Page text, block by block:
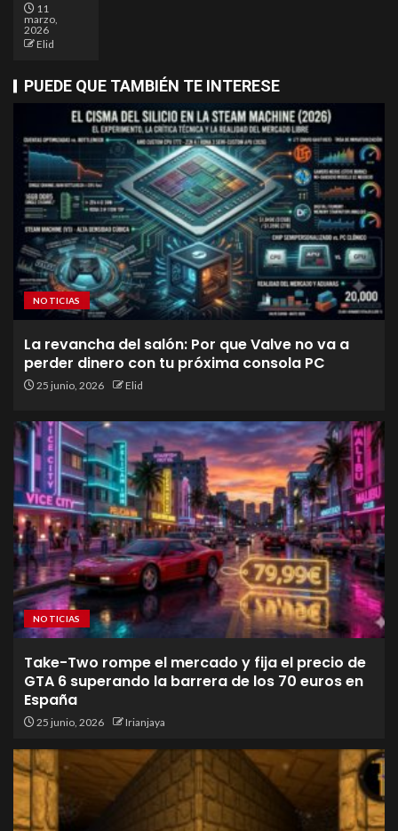
11
marzo,
2026
Elid
PUEDE QUE TAMBIÉN TE INTERESE
NOTICIAS
La revancha del salón: Por que Valve no va a
perder dinero con tu próxima consola PC
25 junio, 2026 Elid
NOTICIAS
Take-Two rompe el mercado y fija el precio de
GTA 6 superando la barrera de los 70 euros en
España
25 junio, 2026 Irianjaya